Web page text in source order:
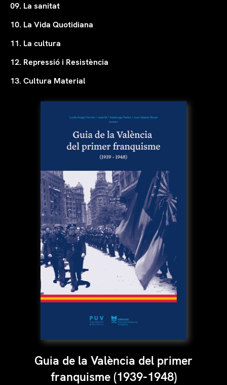
09. La sanitat
10. La Vida Quotidiana
11. La cultura
12. Repressió i Resistència
13. Cultura Material
Guia de la València del primer
franquisme (1939-1948)